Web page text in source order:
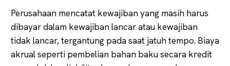
Perusahaan mencatat kewajiban yang masih harus
dibayar dalam kewajiban lancar atau kewajiban
tidak lancar, tergantung pada saat jatuh tempo. Biaya
akrual seperti pembelian bahan baku secara kredit